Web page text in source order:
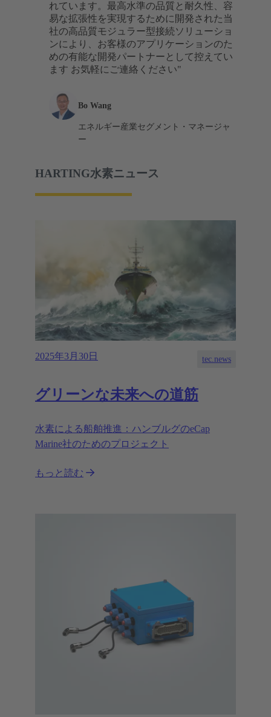
れています。最高水準の品質と耐久性、容
易な拡張性を実現するために開発された当
社の高品質モジュラー型接続ソリューショ
ンにより、お客様のアプリケーションのた
めの有能な開発パートナーとして控えてい
ます お気軽にご連絡ください"
Bo Wang
エネルギー産業セグメント・マネージャ
ー
HARTING水素ニュース
2025年3月30日 tec.news
グリーンな未来への道筋
水素による船舶推進：ハンブルグのeCap
Marine社のためのプロジェクト
もっと読む